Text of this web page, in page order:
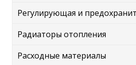
Регулирующая и
Радиаторы отопления
Расходные материалы